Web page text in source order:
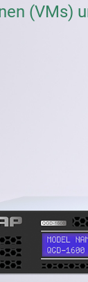
(VMs)